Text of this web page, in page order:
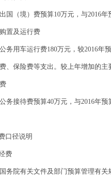
国（境）费预算10万元，与2016
置及运行费
务用车运行费180万元，较2016
、保险费等支出。较上年增加的主
务接待费预算40万元，与2016年
口径说明
费
务院有关文件及部门预算管理有